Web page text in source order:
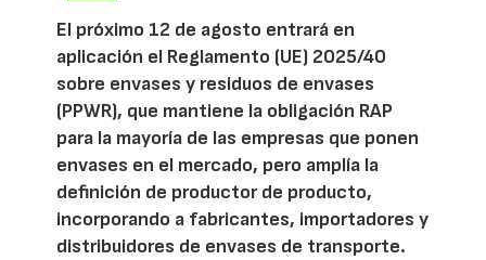
El próximo 12 de agosto entrará en
aplicación el Reglamento (UE) 2025/40
sobre envases y residuos de envases
(PPWR), que mantiene la obligación RAP
para la mayoría de las empresas que ponen
envases en el mercado, pero amplía la
definición de productor de producto,
incorporando a fabricantes, importadores y
distribuidores de envases de transporte.